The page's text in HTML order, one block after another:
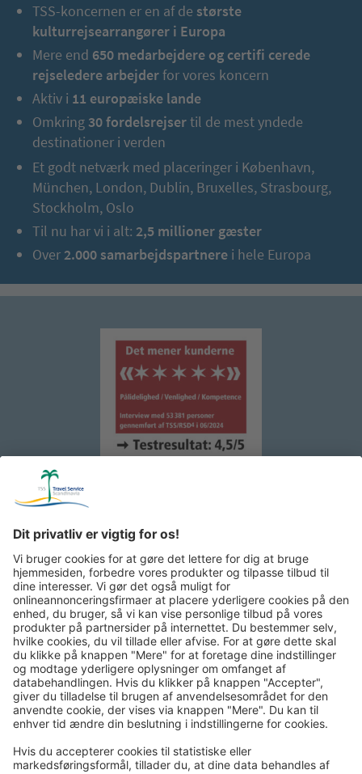
TSS-koncernen er en af de største
kulturrejsearrangører i Europa
Mere end 650 medarbejdere og certifi cerede
rejseledere arbejderfor vores koncern
Aktiv i 11 europæiske lande
Omkring 30 fordelsrejsertil de mest yndede
destinationer i verden
Et godt netværk med placeringer i København,
München, London, Dublin, Bruxelles, Strasbourg,
Stockholm, Oslo
Til nu har vi i alt: 2,5 millioner gæster
Over2.000 samarbejdspartnere i hele Europa
Rejsepost pr. e-mail-nyhedsbrev: